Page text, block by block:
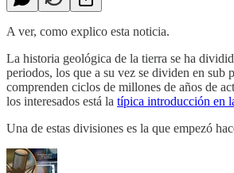
A ver, como explico esta noticia.
La historia geológica de la tierra se ha
periodos, los que a su vez se dividen en sub
comprenden ciclos de millones de años de
los interesados está la típica introducción en
Una de estas divisiones es la que empezó